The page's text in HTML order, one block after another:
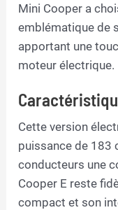
Mini Cooper a
emblématique de
apportant une
moteur électrique.
Cette version
puissance de 183
conducteurs une
Cooper E reste
compact et son